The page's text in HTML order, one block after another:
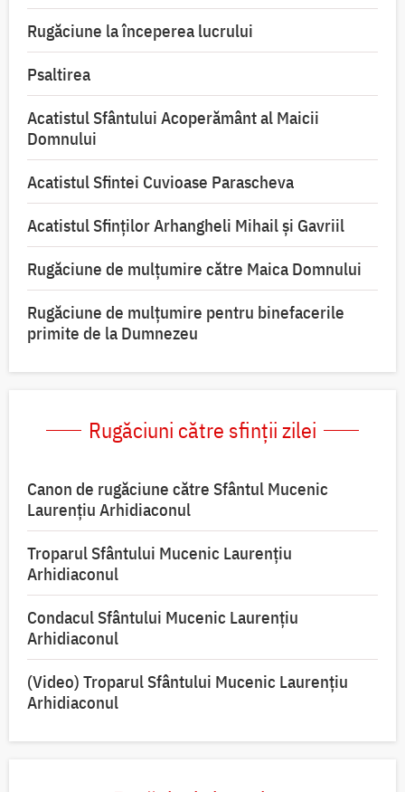
Rugăciune la începerea lucrului
Psaltirea
Acatistul Sfântului Acoperământ al Maicii
Domnului
Acatistul Sfintei Cuvioase Parascheva
Acatistul Sfinților Arhangheli Mihail și Gavriil
Rugăciune de mulţumire către Maica Domnului
Rugăciune de mulțumire pentru binefacerile
primite de la Dumnezeu
Rugăciuni către sfinții zilei
Canon de rugăciune către Sfântul Mucenic
Laurențiu Arhidiaconul
Troparul Sfântului Mucenic Laurențiu
Arhidiaconul
Condacul Sfântului Mucenic Laurențiu
Arhidiaconul
(Video) Troparul Sfântului Mucenic Laurențiu
Arhidiaconul